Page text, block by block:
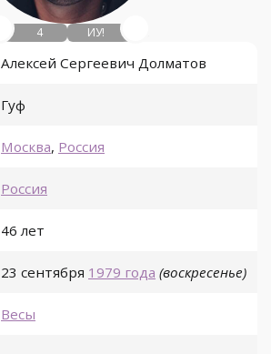
4 ИУ!
Алексей Сергеевич Долматов
Гуф
Москва, Россия
Россия
46 лет
23 сентября 1979 года (воскресенье)
Весы